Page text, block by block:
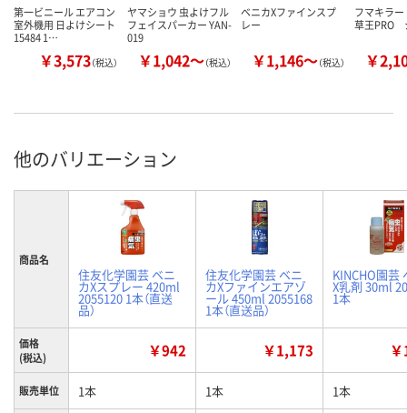
第一ビニール エアコン
室外機用 日よけシート
15484 1…
￥3,573（税込）
ヤマショウ 虫よけフル
フェイスパーカー YAN-
019
￥1,042～（税込）
ベニカXファインスプ
レー
￥1,146～（税込）
フマキラ
草王PRO
￥
他のバリエーション
商品名
住友化学園芸 ベニ
カXスプレー 420ml
2055120 1本（直送
品）
住友化学園芸 ベニ
カXファインエアゾ
ール 450ml 2055168
1本（直送品）
KINCHO園芸
X乳剤 30ml
1本
価格
(税込)
￥942 ￥1,173
販売単位 1本 1本 1本